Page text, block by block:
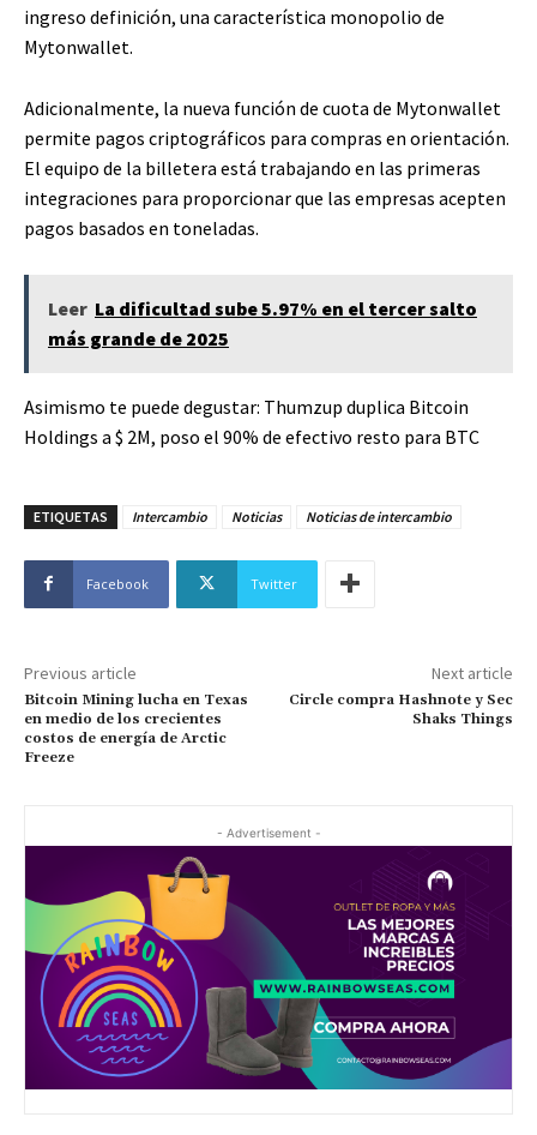
ingreso definición, una característica monopolio de
Mytonwallet.
Adicionalmente, la nueva función de cuota de Mytonwallet
permite pagos criptográficos para compras en orientación.
El equipo de la billetera está trabajando en las primeras
integraciones para proporcionar que las empresas acepten
pagos basados ​​en toneladas.
Leer La dificultad sube 5.97% en el tercer salto
más grande de 2025
Asimismo te puede degustar: Thumzup duplica Bitcoin
Holdings a $ 2M, poso el 90% de efectivo resto para BTC
ETIQUETAS Intercambio Noticias Noticias de intercambio
Facebook Twitter
Previous article
Bitcoin Mining lucha en Texas
en medio de los crecientes
costos de energía de Arctic
Freeze
Next article
Circle compra Hashnote y Sec
Shaks Things
- Advertisement -